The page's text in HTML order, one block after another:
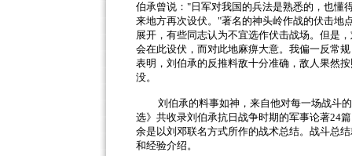
伯承曾说： " 日军对我国的兵法是熟悉的，也懂
来地方再次设伏。 "著名的神头岭作战的伏击地
展开，有些同志认为不宜选作伏击战场。但是
会在此设伏，而对此地麻痹大意。我偏一反常
表明，刘伯承的反推料敌十分准确，敌人果然
没。
刘伯承的料事如神，来自他对每一场战斗
选》共收录刘伯承抗日战争时期的军事论著24
余是以刘邓联名方式所作的战术总结。战斗总
和经验介绍。